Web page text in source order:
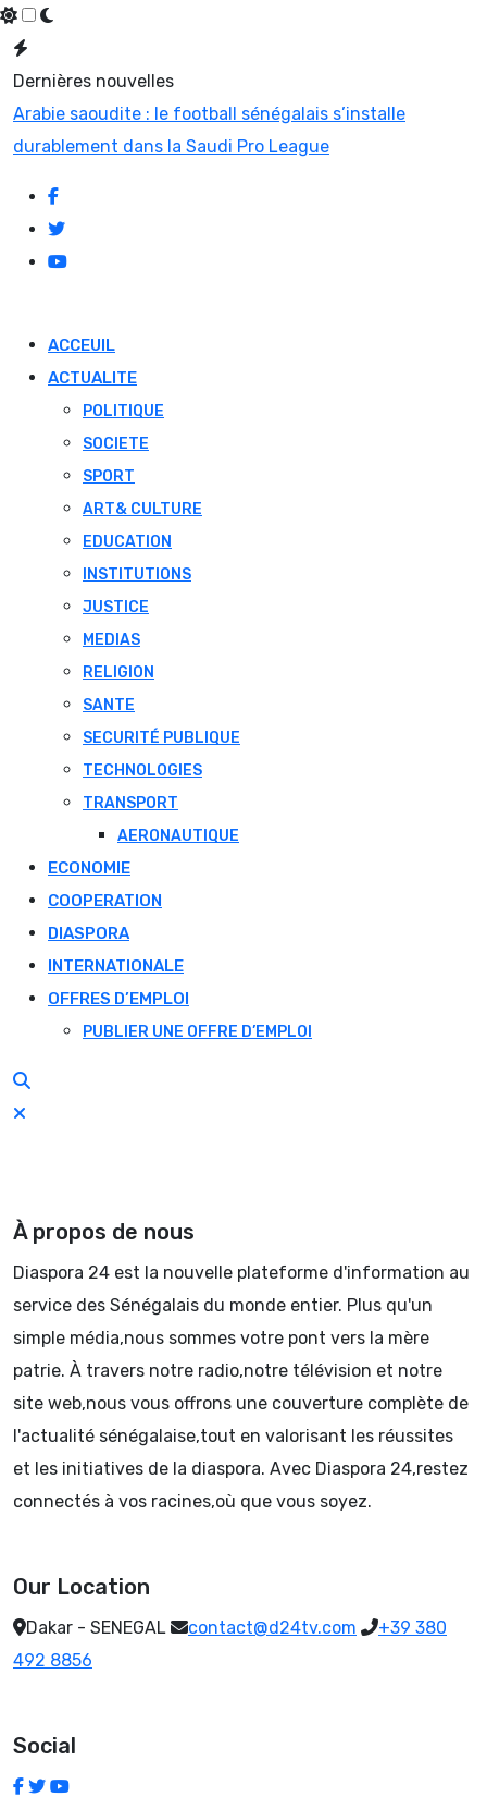
Skip
to
content
Dernières nouvelles
Élections locales : le silence du pouvoir peut-il fragiliser
la promesse de rupture ?
ACCEUIL
ACTUALITE
POLITIQUE
SOCIETE
SPORT
ART& CULTURE
EDUCATION
INSTITUTIONS
JUSTICE
MEDIAS
RELIGION
SANTE
SECURITÉ PUBLIQUE
TECHNOLOGIES
TRANSPORT
AERONAUTIQUE
ECONOMIE
COOPERATION
DIASPORA
INTERNATIONALE
OFFRES D’EMPLOI
PUBLIER UNE OFFRE D’EMPLOI
À propos de nous
Diaspora 24 est la nouvelle plateforme d'information au
service des Sénégalais du monde entier. Plus qu'un
simple média,nous sommes votre pont vers la mère
patrie. À travers notre radio,notre télévision et notre
site web,nous vous offrons une couverture complète de
l'actualité sénégalaise,tout en valorisant les réussites
et les initiatives de la diaspora. Avec Diaspora 24,restez
connectés à vos racines,où que vous soyez.
Our Location
Dakar - SENEGAL contact@d24tv.com
+39 380
492 8856
Social